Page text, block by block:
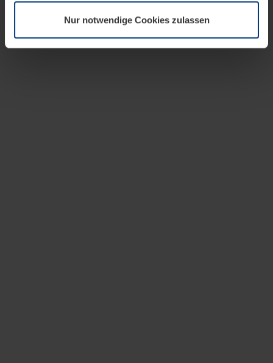
Datenschutzerklärungunserer Website ändern oder
widerrufen.
Nur notwendige Cookies zulassen